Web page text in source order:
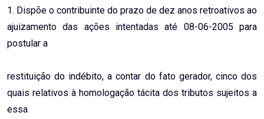
1. Dispõe o contribuinte do prazo de dez anos retroativos ao
ajuizamento das ações intentadas até 08-06-2005 para
postular a
restituição do indébito, a contar do fato gerador, cinco dos
quais relativos à homologação tácita dos tributos sujeitos a
essa